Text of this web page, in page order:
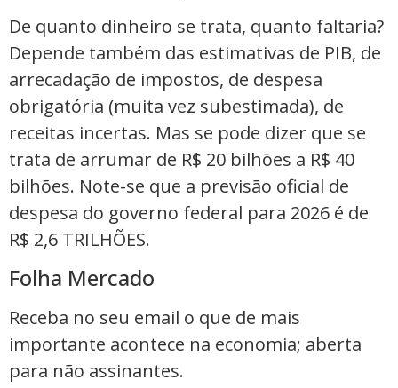
De quanto dinheiro se trata, quanto faltaria?
Depende também das estimativas de PIB, de
arrecadação de impostos, de despesa
obrigatória (muita vez subestimada), de
receitas incertas. Mas se pode dizer que se
trata de arrumar de R$ 20 bilhões a R$ 40
bilhões. Note-se que a previsão oficial de
despesa do governo federal para 2026 é de
R$ 2,6 TRILHÕES.
Folha Mercado
Receba no seu email o que de mais
importante acontece na economia; aberta
para não assinantes.